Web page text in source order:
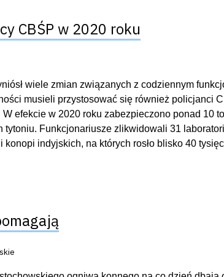
CBŚP w 2020 roku
wiele zmian związanych z codziennym
musieli przystosować się również policjanci
efekcie w 2020 roku zabezpieczono ponad 10
tytoniu. Funkcjonariusze zlikwidowali 31
konopi indyjskich, na których rosło blisko 40